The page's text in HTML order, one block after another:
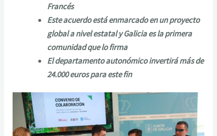
Francés
Este acuerdo está enmarcado en un proyecto
global a nivel estatal y Galicia es la primera
comunidad que lo firma
El departamento autonómico invertirá más de
24.000 euros para este fin